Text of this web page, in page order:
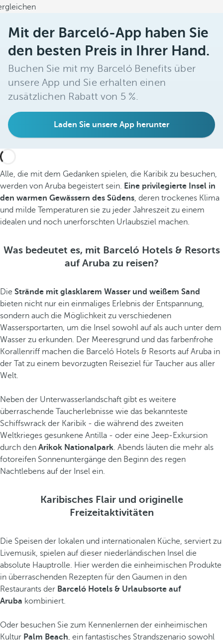
Mit der Barceló-App haben Sie
den besten Preis in Ihrer Hand.
Buchen Sie mit my Barceló Benefits über
unsere App und Sie erhalten einen
zusätzlichen Rabatt von 5 %.
Laden Sie unsere App herunter
Alle, die mit dem Gedanken spielen, die Karibik zu besuchen,
werden von Aruba begeistert sein. Eine privilegierte Insel in
den warmen Gewässern des Südens, deren trockenes Klima
und milde Temperaturen sie zu jeder Jahreszeit zu einem
idealen und noch unerforschten Urlaubsziel machen.
Was bedeutet es, mit Barceló Hotels & Resorts
auf Aruba zu reisen?
Die Strände mit glasklarem Wasser und weißem Sand
bieten nicht nur ein einmaliges Erlebnis der Entspannung,
sondern auch die Möglichkeit zu verschiedenen
Wassersportarten, um die Insel sowohl auf als auch unter dem
Wasser zu erkunden. Der Meeresgrund und das farbenfrohe
Korallenriff machen die Barceló Hotels & Resorts auf Aruba in
der Tat zu einem bevorzugten Reiseziel für Taucher aus aller
Welt.
Neben der Unterwasserlandschaft gibt es weitere
überraschende Taucherlebnisse wie das bekannteste
Schiffswrack der Karibik - die während des zweiten
Weltkrieges gesunkene Antilla - oder eine Jeep-Exkursion
durch den Arikok Nationalpark. Abends läuten die mehr als
fotoreifen Sonnenuntergänge den Beginn des regen
Nachtlebens auf der Insel ein.
Karibisches Flair und originelle
Freizeitaktivitäten
Die Speisen der lokalen und internationalen Küche, serviert zu
Livemusik, spielen auf dieser niederländischen Insel die
absolute Hauptrolle. Hier werden die einheimischen Produkte
in überraschenden Rezepten für den Gaumen in den
Restaurants der Barceló Hotels & Urlaubsorte auf
Aruba kombiniert.
Oder besuchen Sie zum Kennenlernen der einheimischen
Kultur Palm Beach, ein fantastisches Strandszenario sowohl